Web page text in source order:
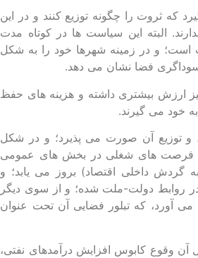
که ثروت را چگونه توزیع کنند و در این
البته این سیاست ‌ها در کوتاه ‌مدت
است؛‌ و در زمینه شهرها خود را به شکل
فضا نشان می ‌دهد.
ارزش بیشتری داشته و هزینه‌ های حفظ
خود می‌ گیرند.
و توزیع آن صورت می‌ پذیرد؛ و در شکل‌
فرصت‌ های شغلی در بخش ‌های عمومی
گردش داخلی اقتصاد) بروز می‌ یابد؛ و
روابط دولت-ملت شده؛ و از سوی دیگر
آورد، که تبلور فضایی آن تحت عنوان
آن وقوع کابوس افزایش درآمدهای نفتی،